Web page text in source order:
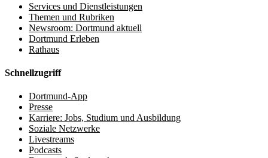
Services und Dienstleistungen
Themen und Rubriken
Newsroom: Dortmund aktuell
Dortmund Erleben
Rathaus
Schnellzugriff
Dortmund-App
Presse
Karriere: Jobs, Studium und Ausbildung
Soziale Netzwerke
Livestreams
Podcasts